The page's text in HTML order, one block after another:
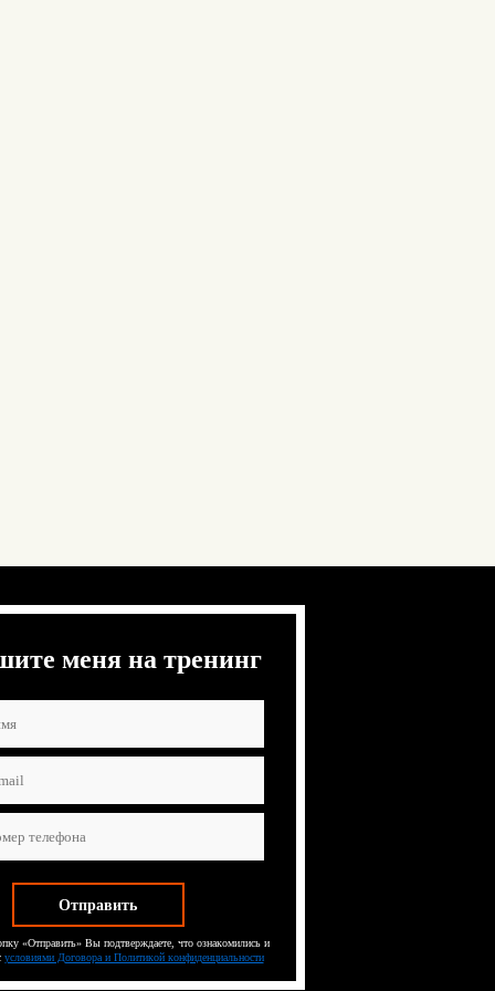
меня на тренинг
«Отправить» Вы подтверждаете, что ознакомились и
условиями Договора и Политикой конфиденциальности